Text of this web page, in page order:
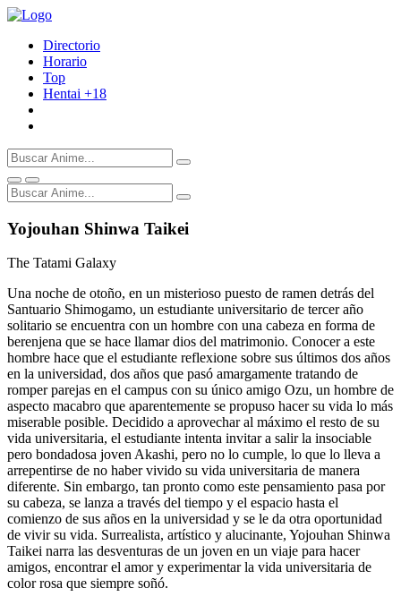
Directorio
Horario
Top
Hentai +18
Yojouhan Shinwa Taikei
The Tatami Galaxy
Una noche de otoño, en un misterioso puesto de ramen detrás del
Santuario Shimogamo, un estudiante universitario de tercer año
solitario se encuentra con un hombre con una cabeza en forma de
berenjena que se hace llamar dios del matrimonio. Conocer a este
hombre hace que el estudiante reflexione sobre sus últimos dos años
en la universidad, dos años que pasó amargamente tratando de
romper parejas en el campus con su único amigo Ozu, un hombre de
aspecto macabro que aparentemente se propuso hacer su vida lo más
miserable posible. Decidido a aprovechar al máximo el resto de su
vida universitaria, el estudiante intenta invitar a salir la insociable
pero bondadosa joven Akashi, pero no lo cumple, lo que lo lleva a
arrepentirse de no haber vivido su vida universitaria de manera
diferente. Sin embargo, tan pronto como este pensamiento pasa por
su cabeza, se lanza a través del tiempo y el espacio hasta el
comienzo de sus años en la universidad y se le da otra oportunidad
de vivir su vida. Surrealista, artístico y alucinante, Yojouhan Shinwa
Taikei narra las desventuras de un joven en un viaje para hacer
amigos, encontrar el amor y experimentar la vida universitaria de
color rosa que siempre soñó.